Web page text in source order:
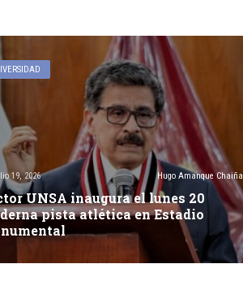
19, 2026 Hugo Amanque Chaiña
UNSA inaugura el lunes 20
pista atlética en Estadio